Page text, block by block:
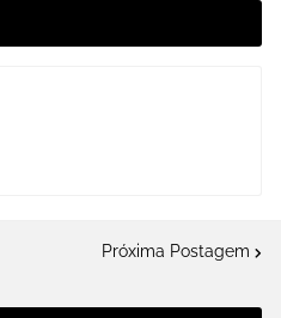
Próxima Postagem